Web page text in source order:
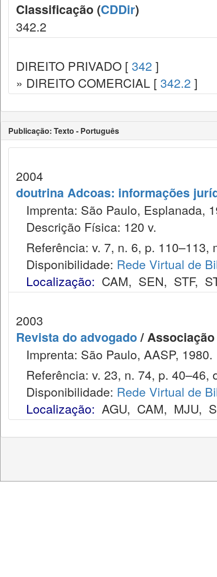
Classificação (CDDir)
342.2
DIREITO PRIVADO [ 342 ]
» DIREITO COMERCIAL [ 342.2 ]
Publicação: Texto - Português
2004
doutrina Adcoas: informações
Imprenta: São Paulo, Esplanada,
Descrição Física: 120 v.
Referência: v. 7, n. 6, p. 110–113,
Disponibilidade: Rede Virtual de
Localização: CAM, SEN, STF,
2003
Revista do advogado/
Imprenta: São Paulo, AASP, 1980.
Referência: v. 23, n. 74, p. 40–46,
Disponibilidade: Rede Virtual de
Localização: AGU, CAM, MJU,